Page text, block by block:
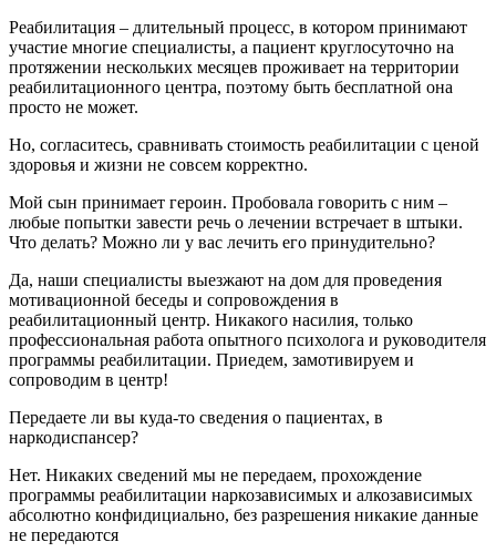
Реабилитация – длительный процесс, в котором принимают
участие многие специалисты, а пациент круглосуточно на
протяжении нескольких месяцев проживает на территории
реабилитационного центра, поэтому быть бесплатной она
просто не может.
Но, согласитесь, сравнивать стоимость реабилитации с ценой
здоровья и жизни не совсем корректно.
Мой сын принимает героин. Пробовала говорить с ним –
любые попытки завести речь о лечении встречает в штыки.
Что делать? Можно ли у вас лечить его принудительно?
Да, наши специалисты выезжают на дом для проведения
мотивационной беседы и сопровождения в
реабилитационный центр. Никакого насилия, только
профессиональная работа опытного психолога и руководителя
программы реабилитации. Приедем, замотивируем и
сопроводим в центр!
Передаете ли вы куда-то сведения о пациентах, в
наркодиспансер?
Нет. Никаких сведений мы не передаем, прохождение
программы реабилитации наркозависимых и алкозависимых
абсолютно конфидициально, без разрешения никакие данные
не передаются